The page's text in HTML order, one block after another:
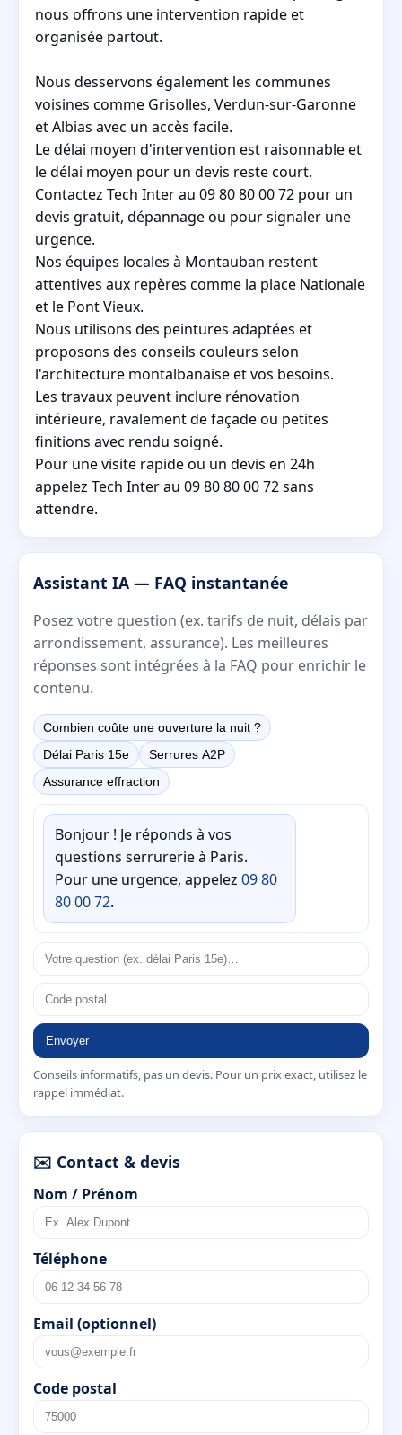
nous offrons une intervention rapide et
organisée partout.
Nous desservons également les communes
voisines comme Grisolles, Verdun-sur-Garonne
et Albias avec un accès facile.
Le délai moyen d'intervention est raisonnable et
le délai moyen pour un devis reste court.
Contactez Tech Inter au 09 80 80 00 72 pour un
devis gratuit, dépannage ou pour signaler une
urgence.
Nos équipes locales à Montauban restent
attentives aux repères comme la place Nationale
et le Pont Vieux.
Nous utilisons des peintures adaptées et
proposons des conseils couleurs selon
l'architecture montalbanaise et vos besoins.
Les travaux peuvent inclure rénovation
intérieure, ravalement de façade ou petites
finitions avec rendu soigné.
Pour une visite rapide ou un devis en 24h
appelez Tech Inter au 09 80 80 00 72 sans
attendre.
Assistant IA — FAQ instantanée
Posez votre question (ex. tarifs de nuit, délais par
arrondissement, assurance). Les meilleures
réponses sont intégrées à la FAQ pour enrichir le
contenu.
Combien coûte une ouverture la nuit ?
Délai Paris 15e
Serrures A2P
Assurance effraction
Bonjour ! Je réponds à vos
questions serrurerie à Paris.
Pour une urgence, appelez 09 80
80 00 72.
Envoyer
Conseils informatifs, pas un devis. Pour un prix exact, utilisez le
rappel immédiat.
✉️ Contact & devis
Nom / Prénom
Téléphone
Email (optionnel)
Code postal